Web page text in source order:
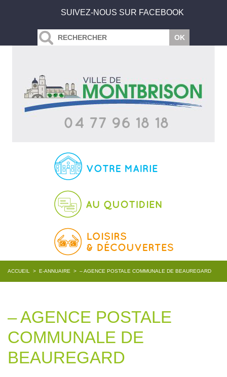
SUIVEZ-NOUS SUR FACEBOOK
ACCUEIL > E-ANNUAIRE > – AGENCE POSTALE COMMUNALE DE BEAUREGARD
– AGENCE POSTALE
COMMUNALE DE
BEAUREGARD